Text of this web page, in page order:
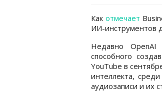
Как отмечает
ИИ-инструментов
Недавно
способного
YouTube в
интеллекта,
аудиозаписи и их